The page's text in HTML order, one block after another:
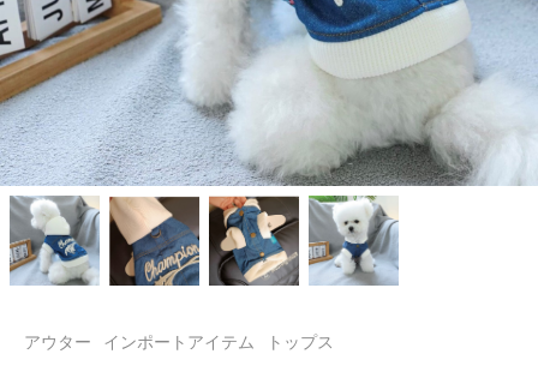
アウター インポートアイテム トップス